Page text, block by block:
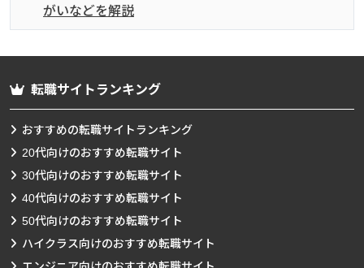
がいなどを解説
転職サイトランキング
おすすめの転職サイトランキング
20代向けのおすすめ転職サイト
30代向けのおすすめ転職サイト
40代向けのおすすめ転職サイト
50代向けのおすすめ転職サイト
ハイクラス向けのおすすめ転職サイト